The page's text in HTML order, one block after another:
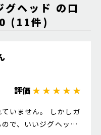
グヘッド の口
(11件)
評価★ ★ ★ ★ ★
いません。 しかしガ
で、いいジグヘッド